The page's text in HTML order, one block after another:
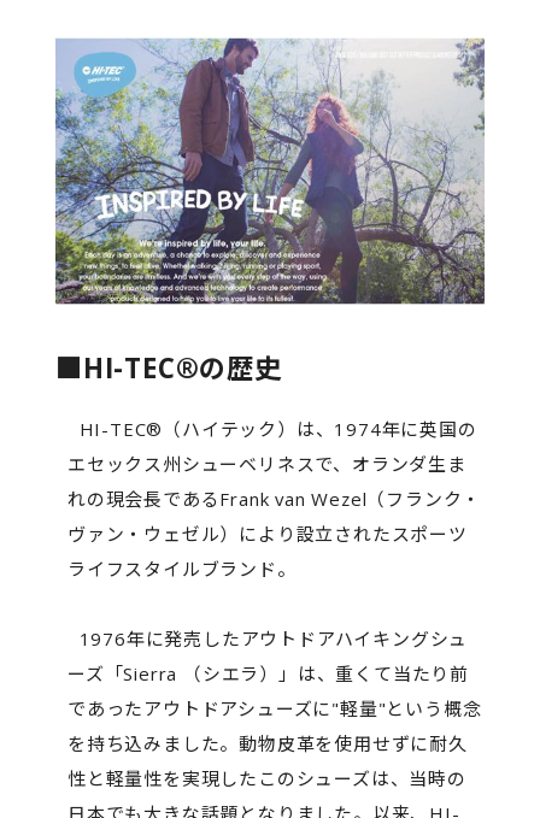
■HI-TEC®の歴史
HI-TEC®（ハイテック）は、1974年に英国の
エセックス州シューベリネスで、オランダ生ま
れの現会長であるFrank van Wezel（フランク・
ヴァン・ウェゼル）により設立されたスポーツ
ライフスタイルブランド。
1976年に発売したアウトドアハイキングシュ
ーズ「Sierra （シエラ）」は、重くて当たり前
であったアウトドアシューズに"軽量"という概念
を持ち込みました。動物皮革を使用せずに耐久
性と軽量性を実現したこのシューズは、当時の
日本でも大きな話題となりました。以来、HI-